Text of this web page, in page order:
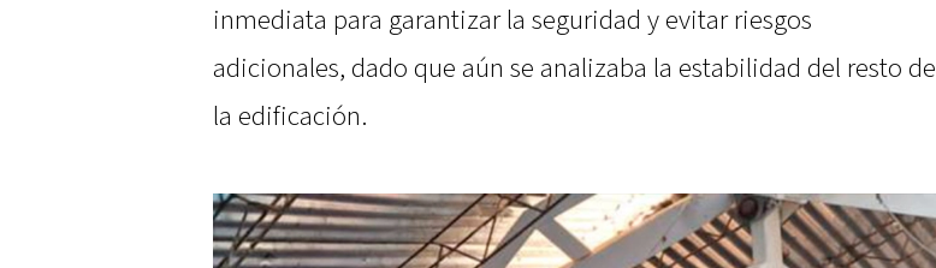
inmediata para garantizar la seguridad y evitar riesgos
adicionales, dado que aún se analizaba la estabilidad del resto de
la edificación.